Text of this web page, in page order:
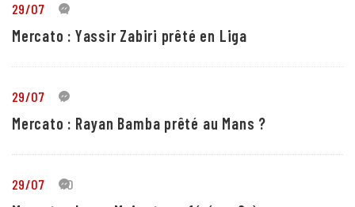
29/07 4
Mercato : Yassir Zabiri prêté en Liga
29/07 1
Mercato : Rayan Bamba prêté au Mans ?
29/07 10